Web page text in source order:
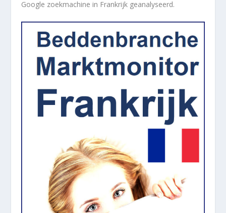
Google zoekmachine in Frankrijk geanalyseerd.